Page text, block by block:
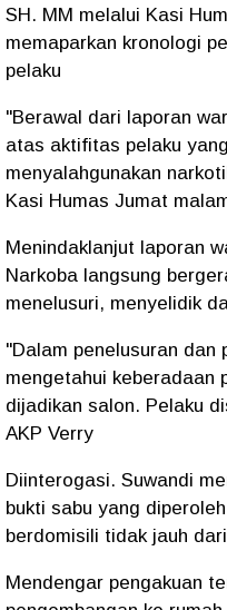
SH. MM melalui Kasi
memaparkan kronologi
pelaku
"Berawal dari laporan
atas aktifitas pelaku
menyalahgunakan
Kasi Humas Jumat
Menindaklanjut laporan
Narkoba langsung
menelusuri, menyelidik
"Dalam penelusuran dan
mengetahui keberadaan
dijadikan salon. Pelaku
AKP Verry
Diinterogasi. Suwandi
bukti sabu yang
berdomisili tidak jauh
Mendengar pengakuan